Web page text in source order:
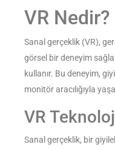
VR Nedir?
Sanal gerçeklik (VR),
görsel bir deneyim
kullanır. Bu deneyim,
monitör aracılığıyla
VR
Sanal gerçeklik, bir